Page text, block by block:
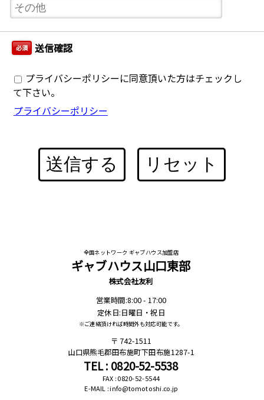
必須 送信確認
プライバシーポリシーに同意頂いた方はチェックし
て下さい。
プライバシーポリシー
送信する リセット
全国ネットワーク ギャブハウス加盟店
ギャブハウス山口東部
株式会社友利
営業時間:8:00 - 17:00
定休日:日曜日・祝日
※ご連絡頂ければ時間外も対応可能です。
742-1511
山口県熊毛郡田布施町下田布施1287-1
TEL : 0820-52-5538
FAX : 0820-52-5544
E-MAIL : info@tomotoshi.co.jp